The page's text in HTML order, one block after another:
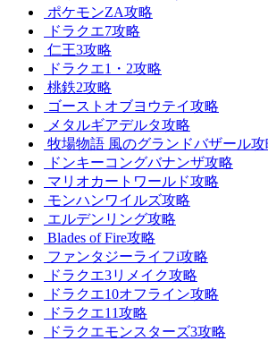
ポケモンZA攻略
ドラクエ7攻略
仁王3攻略
ドラクエ1・2攻略
桃鉄2攻略
ゴーストオブヨウテイ攻略
メタルギアデルタ攻略
牧場物語 風のグランドバザール攻
ドンキーコングバナンザ攻略
マリオカートワールド攻略
モンハンワイルズ攻略
エルデンリング攻略
Blades of Fire攻略
ファンタジーライフi攻略
ドラクエ3リメイク攻略
ドラクエ10オフライン攻略
ドラクエ11攻略
ドラクエモンスターズ3攻略